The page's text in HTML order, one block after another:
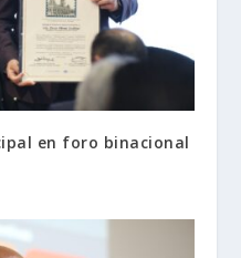
en foro binacional